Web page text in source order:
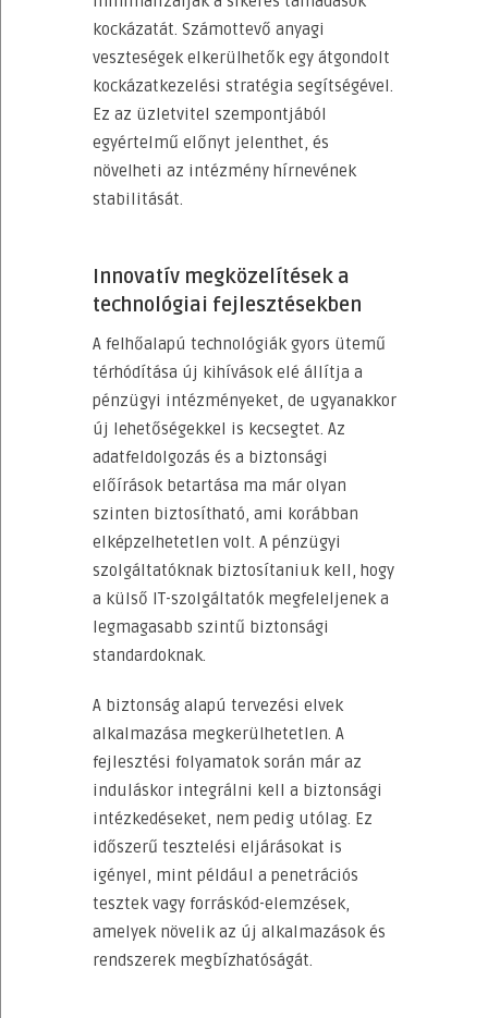
kockázatát. Számottevő anyagi
veszteségek elkerülhetők egy átgondolt
kockázatkezelési stratégia segítségével.
Ez az üzletvitel szempontjából
egyértelmű előnyt jelenthet, és
növelheti az intézmény hírnevének
stabilitását.
Innovatív megközelítések a
technológiai fejlesztésekben
A felhőalapú technológiák gyors ütemű
térhódítása új kihívások elé állítja a
pénzügyi intézményeket, de ugyanakkor
új lehetőségekkel is kecsegtet. Az
adatfeldolgozás és a biztonsági
előírások betartása ma már olyan
szinten biztosítható, ami korábban
elképzelhetetlen volt. A pénzügyi
szolgáltatóknak biztosítaniuk kell, hogy
a külső IT-szolgáltatók megfeleljenek a
legmagasabb szintű biztonsági
standardoknak.
A biztonság alapú tervezési elvek
alkalmazása megkerülhetetlen. A
fejlesztési folyamatok során már az
induláskor integrálni kell a biztonsági
intézkedéseket, nem pedig utólag. Ez
időszerű tesztelési eljárásokat is
igényel, mint például a penetrációs
tesztek vagy forráskód-elemzések,
amelyek növelik az új alkalmazások és
rendszerek megbízhatóságát.